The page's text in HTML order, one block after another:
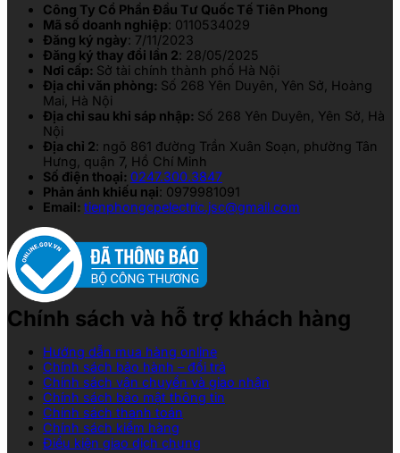
Công Ty Cổ Phần Đầu Tư Quốc Tế Tiên Phong
Mã số doanh nghiệp: 0110534029
Đăng ký ngày: 7/11/2023
Đăng ký thay đổi lần 2: 28/05/2025
Nơi cấp: Sở tài chính thành phố Hà Nội
Địa chỉ văn phòng: Số 268 Yên Duyên, Yên Sở, Hoàng
Mai, Hà Nội
Địa chỉ sau khi sáp nhập: Số 268 Yên Duyên, Yên Sở, Hà
Nội
Địa chỉ 2: ngõ 861 đường Trần Xuân Soạn, phường Tân
Hưng, quận 7, Hồ Chí Minh
Số điện thoại: 0247.300.3847
Phản ánh khiếu nại: 0979981091
Email: tienphongcpelectric.jsc@gmail.com
Chính sách và hỗ trợ khách hàng
Hướng dẫn mua hàng online
Chính sách bảo hành – đổi trả
Chính sách vận chuyển và giao nhận
Chính sách bảo mật thông tin
Chính sách thanh toán
Chính sách kiểm hàng
Điều kiện giao dịch chung